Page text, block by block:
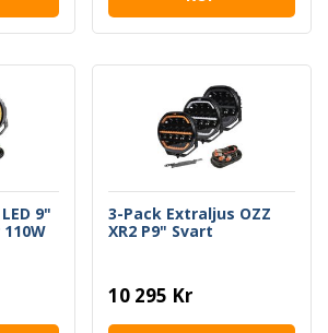
9"
3-Pack Extraljus OZZ
XR2 P9" Svart
10 295 Kr